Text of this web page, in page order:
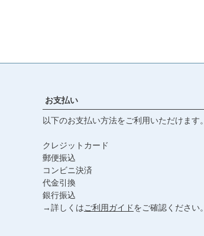
お支払い
以下のお支払い方法をご利用いただけます。
クレジットカード
郵便振込
コンビニ決済
代金引換
銀行振込
→詳しくはご利用ガイドをご確認ください。